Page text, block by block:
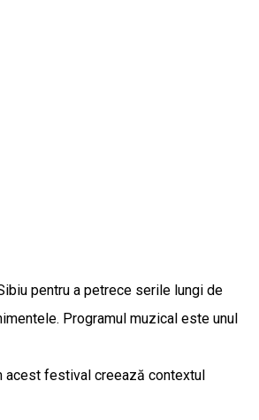
pentru a petrece serile lungi de
Programul muzical este unul
acest festival creează contextul